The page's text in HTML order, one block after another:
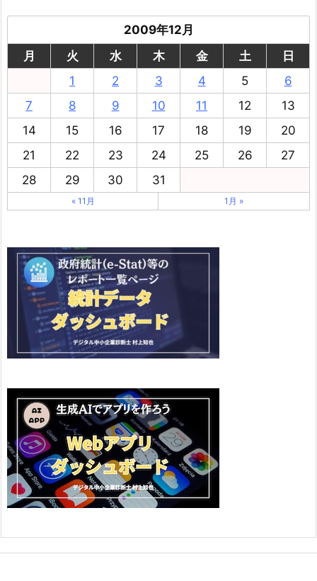
2009年12月
月
火 水 木 金 土
日
1
2 3 4 5
6
7
8 9 10 11 12
13
14
15 16 17 18 19
20
21
22 23 24 25 26
27
28
29 30 31
« 11月 1月 »